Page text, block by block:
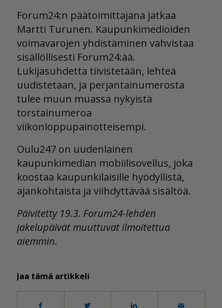
Forum24:n päätoimittajana jatkaa
Martti Turunen. Kaupunkimedioiden
voimavarojen yhdistäminen vahvistaa
sisällöllisesti Forum24:ää.
Lukijasuhdetta tiivistetään, lehteä
uudistetaan, ja perjantainumerosta
tulee muun muassa nykyistä
torstainumeroa
viikonloppupainotteisempi.
Oulu247 on uudenlainen
kaupunkimedian mobiilisovellus, joka
koostaa kaupunkilaisille hyödyllistä,
ajankohtaista ja viihdyttävää sisältöä.
Päivitetty 19.3. Forum24-lehden
jakelupäivät muuttuvat ilmoitettua
aiemmin.
Jaa tämä artikkeli